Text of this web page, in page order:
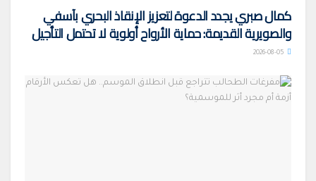
كمال صبري يجدد الدعوة لتعزيز الإنقاذ البحري بآسفي
والصويرية القديمة: حماية الأرواح أولوية لا تحتمل التأجيل